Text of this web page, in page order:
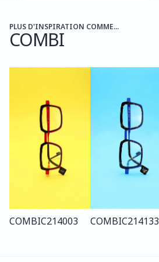
PLUS D'INSPIRATION COMME...
COMBI
COMBIC214003 COMBIC214133